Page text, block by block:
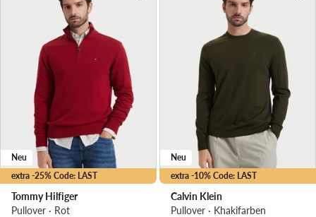
extra -25% Code: LAST
Neu
Tommy Hilfiger
Pullover · Rot
extra -10% Code: LAST
Neu
Calvin Klein
Pullover · Khakifarben